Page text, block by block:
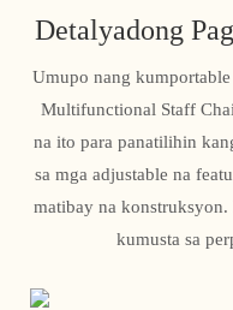
Detalyadong
Umupo nang
Multifunctional Staff
na ito para panatilihin
sa mga adjustable na
matibay na
kumusta sa